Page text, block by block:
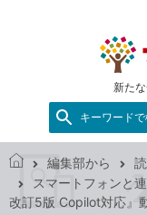
新た
キーワード
で
き
編集部から
スマートフォンと
改訂5版 Copilot対応』